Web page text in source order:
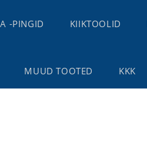
-PINGID KIIKTOOLID
MUUD TOOTED KKK